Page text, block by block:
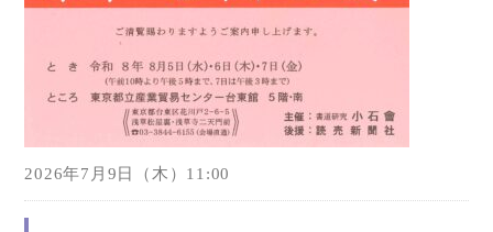
2026年7月9日（木）11:00